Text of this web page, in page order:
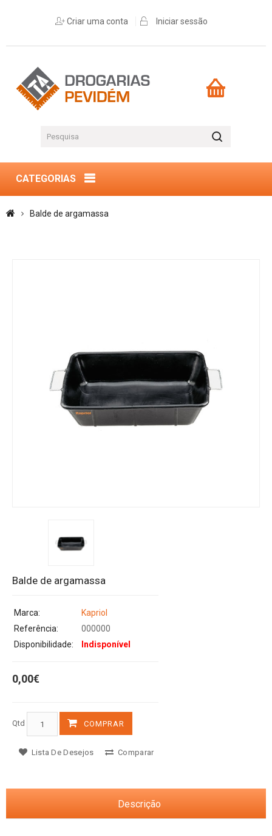
Criar uma conta Iniciar sessão
CATEGORIAS
Balde de argamassa
Balde de argamassa
Marca:
Kapriol
Referência:
000000
Disponibilidade:
Indisponível
0,00€
Qtd COMPRAR
Lista De Desejos Comparar
Descrição